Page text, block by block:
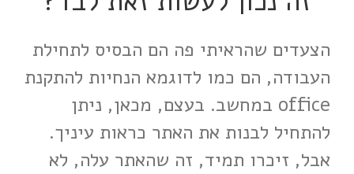
הצעדים שהראיתי פה הם הבסיס לתחילת
העבודה, הם כמו לדוגמא הנחיות להתקנת
office במחשב. בעצם, מכאן, ניתן
להתחיל לבנות את האתר כראות עיניך.
אבל, זיכרו תמיד, זה שהאתר עלה, לא